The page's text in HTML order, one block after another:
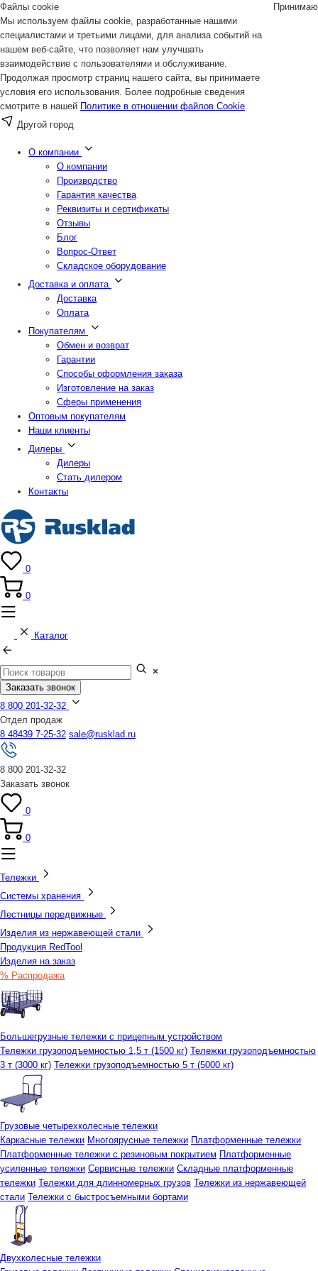
Файлы cookie
Мы используем файлы cookie, разработанные нашими
специалистами и третьими лицами, для анализа событий на
нашем веб-сайте, что позволяет нам улучшать
взаимодействие с пользователями и обслуживание.
Продолжая просмотр страниц нашего сайта, вы принимаете
условия его использования. Более подробные сведения
смотрите в нашей Политике в отношении файлов Cookie.
Принимаю
Другой город
О компании
О компании
Производство
Гарантия качества
Реквизиты и сертификаты
Отзывы
Блог
Вопрос-Ответ
Складское оборудование
Доставка и оплата
Доставка
Оплата
Покупателям
Обмен и возврат
Гарантии
Способы оформления заказа
Изготовление на заказ
Сферы применения
Оптовым покупателям
Наши клиенты
Дилеры
Дилеры
Стать дилером
Контакты
0
0
Каталог
Заказать звонок
8 800 201-32-32
Отдел продаж
8 48439 7-25-32 sale@rusklad.ru
8 800 201-32-32
Заказать звонок
0
0
Тележки
Системы хранения
Лестницы передвижные
Изделия из нержавеющей стали
Продукция RedTool
Изделия на заказ
% Распродажа
Большегрузные тележки с прицепным устройством
Тележки грузоподъемностью 1,5 т (1500 кг) Тележки грузоподъемностью
3 т (3000 кг) Тележки грузоподъемностью 5 т (5000 кг)
Грузовые четырехколесные тележки
Каркасные тележки Многоярусные тележки Платформенные тележки
Платформенные тележки с резиновым покрытием Платформенные
усиленные тележки Сервисные тележки Складные платформенные
тележки Тележки для длинномерных грузов Тележки из нержавеющей
стали Тележки с быстросъемными бортами
Двухколесные тележки